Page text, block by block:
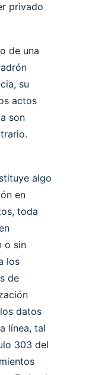
privado
de una
su
actos
son
algo
en
toda
o sin
los
de
datos
línea, tal
303 del